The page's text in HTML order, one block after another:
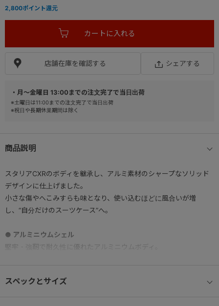
・月～金曜日 13:00までの注文完了で当日出荷
※土曜日は11:00までの注文完了で当日出荷
※祝日や長期休業期間は除く
商品説明
スタリアCXRのボディを継承し、アルミ素材のシャープなソリッド
デザインに仕上げました。
小さな傷やへこみすらも味となり、使い込むほどに風合いが増
し、“自分だけのスーツケース”へ。
● アルミニウムシェル
堅牢・強靭で耐久性に優れたアルミニウムボディ。
スペックとサイズ
店舗在庫を確認する シェアする
2,800ポイント還元